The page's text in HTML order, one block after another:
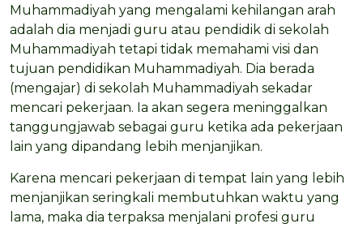
Muhammadiyah yang mengalami kehilangan arah
adalah dia menjadi guru atau pendidik di sekolah
Muhammadiyah tetapi tidak memahami visi dan
tujuan pendidikan Muhammadiyah. Dia berada
(mengajar) di sekolah Muhammadiyah sekadar
mencari pekerjaan. Ia akan segera meninggalkan
tanggungjawab sebagai guru ketika ada pekerjaan
lain yang dipandang lebih menjanjikan.
Karena mencari pekerjaan di tempat lain yang lebih
menjanjikan seringkali membutuhkan waktu yang
lama, maka dia terpaksa menjalani profesi guru